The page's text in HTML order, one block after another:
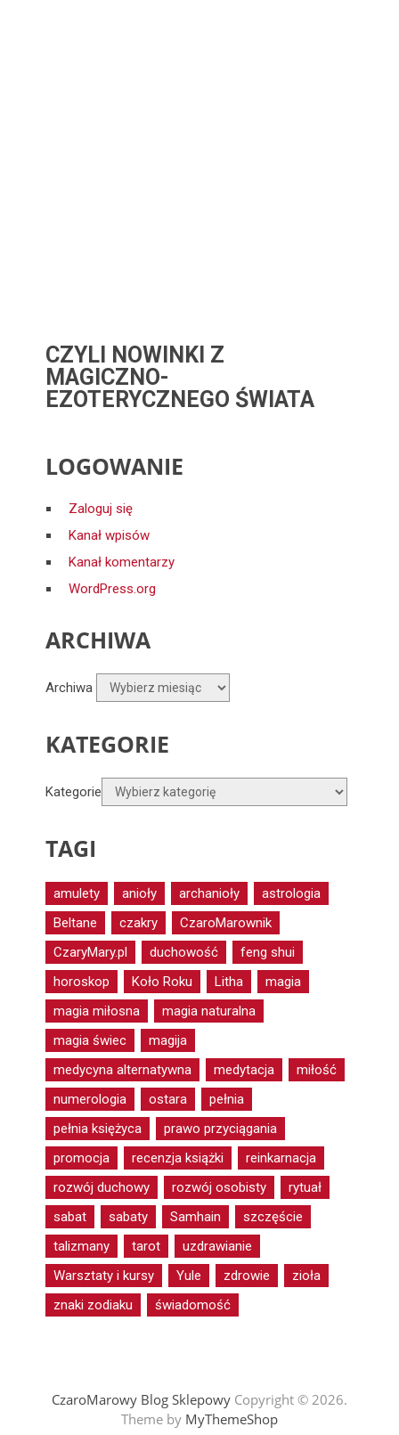
CZYLI NOWINKI Z
MAGICZNO-
EZOTERYCZNEGO ŚWIATA
LOGOWANIE
Zaloguj się
Kanał wpisów
Kanał komentarzy
WordPress.org
ARCHIWA
Archiwa
KATEGORIE
Kategorie
TAGI
amulety anioły archanioły
astrologia
Beltane
czakry
CzaroMarownik
CzaryMary.pl
duchowość
feng shui
horoskop
Koło Roku Litha
magia
magia miłosna
magia naturalna
magia świec
magija
medycyna alternatywna
medytacja
miłość
numerologia
ostara
pełnia
pełnia księżyca
prawo przyciągania
promocja
recenzja książki
reinkarnacja
rozwój duchowy
rozwój osobisty
rytuał
sabat
sabaty Samhain
szczęście
talizmany
tarot
uzdrawianie
Warsztaty i kursy
Yule zdrowie
zioła
znaki zodiaku
świadomość
CzaroMarowy Blog SklepowyCopyright © 2026.
Theme by MyThemeShop